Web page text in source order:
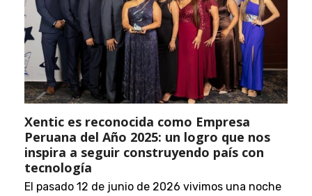
Xentic es reconocida como Empresa
Peruana del Año 2025: un logro que nos
inspira a seguir construyendo país con
tecnología
El pasado 12 de junio de 2026 vivimos una noche